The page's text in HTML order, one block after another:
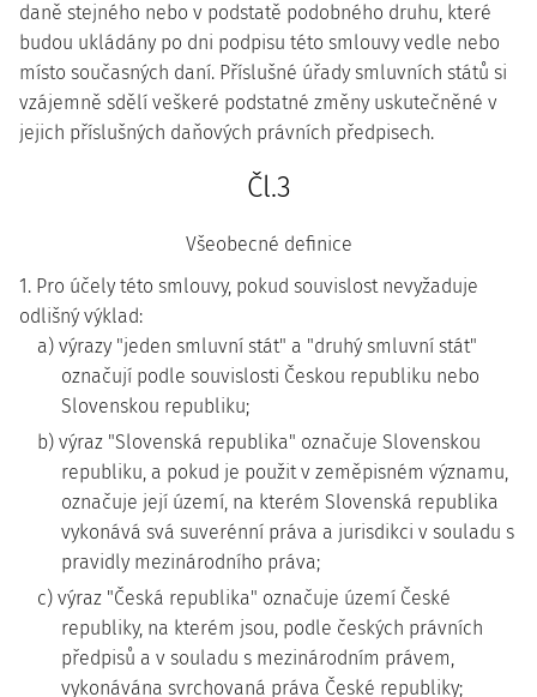
daně stejného nebo v podstatě podobného druhu, které
budou ukládány po dni podpisu této smlouvy vedle nebo
místo současných daní. Příslušné úřady smluvních států si
vzájemně sdělí veškeré podstatné změny uskutečněné v
jejich příslušných daňových právních předpisech.
Čl.3
Všeobecné definice
1. Pro účely této smlouvy, pokud souvislost nevyžaduje
odlišný výklad:
a) výrazy "jeden smluvní stát" a "druhý smluvní stát"
označují podle souvislosti Českou republiku nebo
Slovenskou republiku;
b) výraz "Slovenská republika" označuje Slovenskou
republiku, a pokud je použit v zeměpisném významu,
označuje její území, na kterém Slovenská republika
vykonává svá suverénní práva a jurisdikci v souladu s
pravidly mezinárodního práva;
c) výraz "Česká republika" označuje území České
republiky, na kterém jsou, podle českých právních
předpisů a v souladu s mezinárodním právem,
vykonávána svrchovaná práva České republiky;